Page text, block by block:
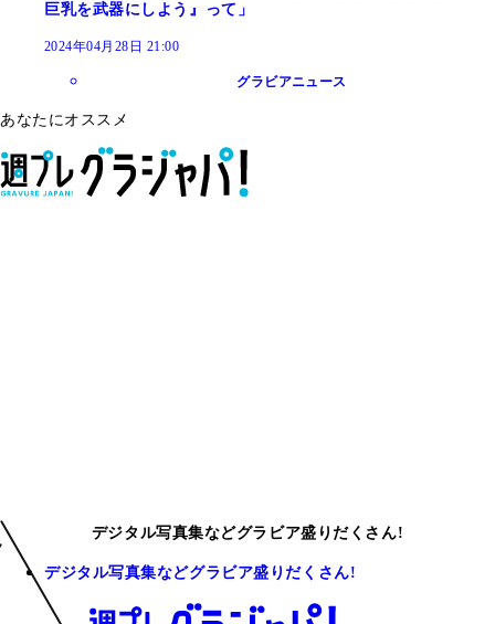
巨乳を武器にしよう』って」
2024年04月28日 21:00
グラビアニュース
あなたにオススメ
デジタル写真集などグラビア盛りだくさん!
デジタル写真集などグラビア盛りだくさん!